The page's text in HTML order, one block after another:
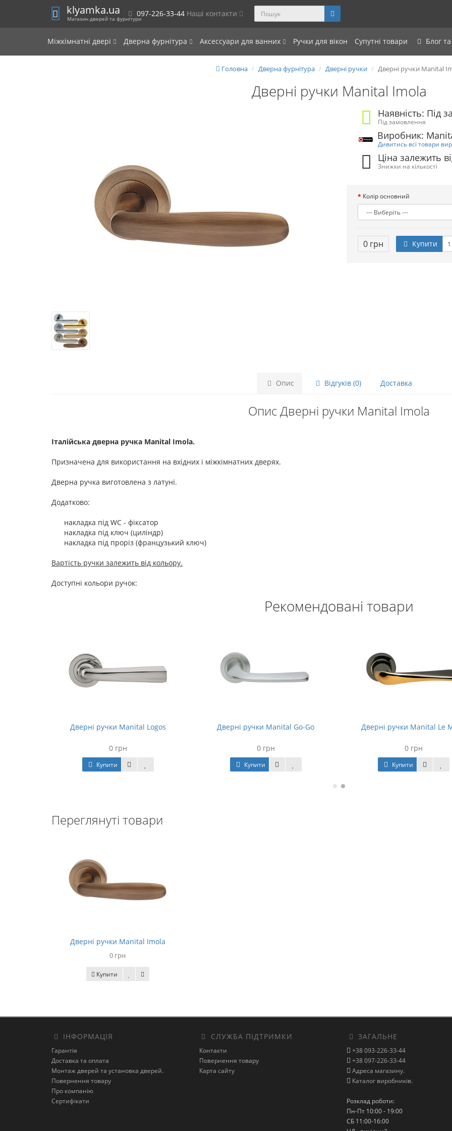
klyamka.ua
Магазин дверей та фурнітури
097-226-33-44 Наші контакти
Міжкімнатні двері Дверна фурнітура Аксессуари для ванних Ручки для вікон Супутні товари Блог
Головна Дверна фурнітура Дверні ручки Дверні ручки Manital
Дверні ручки Manital Imola
Наявність: Під
Під замовлення
Виробник:
Дивитись всі товари
Ціна залежить
Знижки на кількості
Колір основний
0 грн Купити
Опис Відгуків (0) Доставка
Опис Дверні ручки Manital Imola
Італійська дверна ручка Manital Imola.
Призначена для використання на вхідних і міжкімнатних дверях.
Дверна ручка виготовлена з латуні.
Додатково:
накладка під WC - фіксатор
накладка під ключ (циліндр)
накладка під проріз (французький ключ)
Вартість ручки залежить від кольору.
Доступні кольори ручок:
Рекомендовані товари
Дверні ручки Manital Logos
0 грн
Купити
Дверні ручки Manital Go-Go
0 грн
Купити
Дверні ручки Manital Le
0 грн
Купити
Переглянуті товари
Дверні ручки Manital Imola
0 грн
Купити
ІНФОРМАЦІЯ
Гарантія
Доставка та оплата
Монтаж дверей та установка дверей.
Повернення товару
Про компанію
Сертифікати
СЛУЖБА ПІДТРИМКИ
Контакти
Повернення товару
Карта сайту
ЗАГАЛЬНЕ
+38 093-226-33-44
+38 097-226-33-44
Адреса магазину.
Каталог виробників.
Розклад роботи:
Пн-Пт 10:00 - 19:00
СБ 11:00-16:00